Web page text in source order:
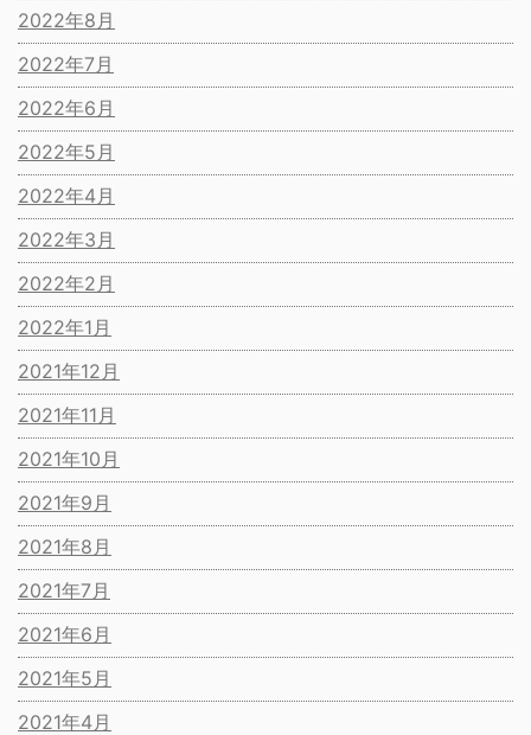
2022年8月
2022年7月
2022年6月
2022年5月
2022年4月
2022年3月
2022年2月
2022年1月
2021年12月
2021年11月
2021年10月
2021年9月
2021年8月
2021年7月
2021年6月
2021年5月
2021年4月